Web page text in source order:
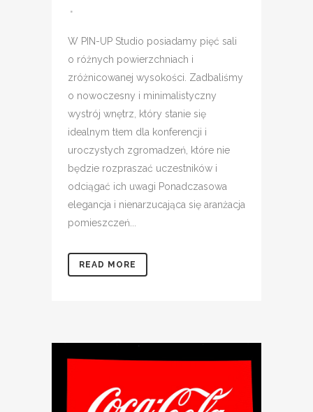
W PIN-UP Studio posiadamy pięć sali
o różnych powierzchniach i
zróżnicowanej wysokości. Zadbaliśmy
o nowoczesny i minimalistyczny
wystrój wnętrz, który stanie się
idealnym tłem dla konferencji i
uroczystych zgromadzeń, które nie
będzie rozpraszać uczestników i
odciągać ich uwagi Ponadczasowa
elegancja i nienarzucająca się aranżacja
pomieszczeń...
READ MORE